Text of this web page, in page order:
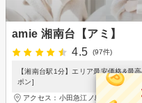
amie 湘南台【アミ】
4.5
(97件)
【湘南台駅1分】エリア最安価格&最
ポン]
アクセス：小田急江ノ島線 湘南台